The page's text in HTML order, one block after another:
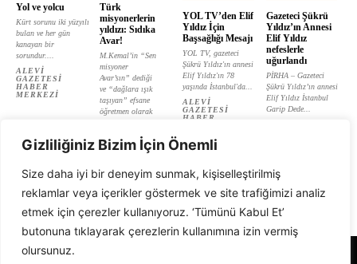
Gizliliğiniz Bizim İçin Önemli
Size daha iyi bir deneyim sunmak, kişiselleştirilmiş
reklamlar veya içerikler göstermek ve site trafiğimizi analiz
etmek için çerezler kullanıyoruz. ‘Tümünü Kabul Et’
butonuna tıklayarak çerezlerin kullanımına izin vermiş
olursunuz.
Yol ve yolcu
Kürt sorunu iki yüzyılı
bulan ve her gün
kanayan bir
sorundur....
ALEVI
GAZETESI
HABER
MERKEZI
Türk
misyonerlerin
yıldızı: Sıdıka
Avar!
M.Kemal’in “Sen
misyoner
Avar’sın” dediği
ve “dağlara ışık
taşıyan” efsane
öğretmen olarak
ALEVI
GAZETESI
YOL TV’den Elif
Yıldız İçin
Başsağlığı Mesajı
YOL TV, gazeteci
Şükrü Yıldız'ın annesi
Elif Yıldız'ın 78
yaşında İstanbul'da...
ALEVI
GAZETESI
HABER
Gazeteci Şükrü
Yıldız’ın Annesi
Elif Yıldız
nefeslerle
uğurlandı
PİRHA – Gazeteci
Şükrü Yıldız’ın annesi
Elif Yıldız İstanbul
Garip Dede...